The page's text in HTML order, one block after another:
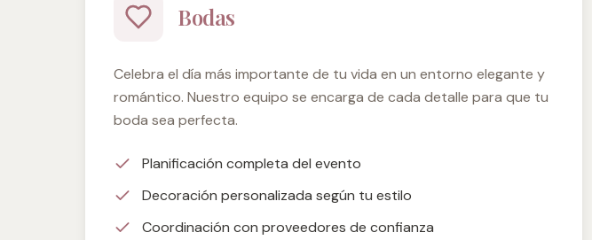
Bodas
Celebra el día más importante de tu vida en un entorno elegante y
romántico. Nuestro equipo se encarga de cada detalle para que tu
boda sea perfecta.
Planificación completa del evento
Decoración personalizada según tu estilo
Coordinación con proveedores de confianza